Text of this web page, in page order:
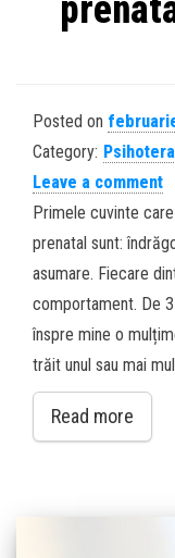
Posted on
Category:
Leave a comment
Primele cuvinte
prenatal sunt:
asumare. Fiecare
comportament. De
înspre mine o
trăit unul sau mai
Read more